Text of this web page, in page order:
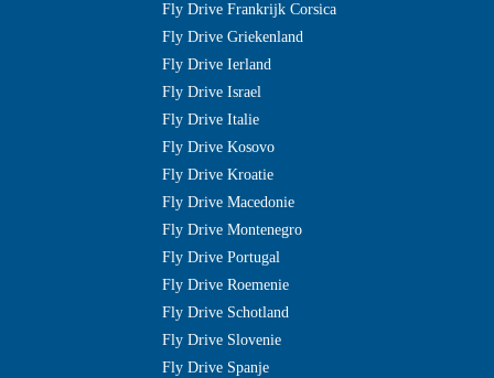
Fly Drive Frankrijk Corsica
Fly Drive Griekenland
Fly Drive Ierland
Fly Drive Israel
Fly Drive Italie
Fly Drive Kosovo
Fly Drive Kroatie
Fly Drive Macedonie
Fly Drive Montenegro
Fly Drive Portugal
Fly Drive Roemenie
Fly Drive Schotland
Fly Drive Slovenie
Fly Drive Spanje